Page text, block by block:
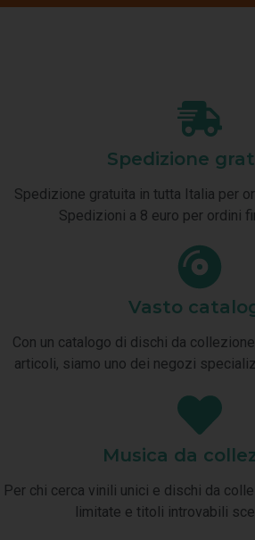
Spedizione
Spedizione gratuita in tutta Italia per
Spedizioni a 8 euro per ordini
Vasto
Con un catalogo di dischi da
articoli, siamo uno dei negozi
Musica da
Per chi cerca vinili unici e dischi da
limitate e titoli introvabili